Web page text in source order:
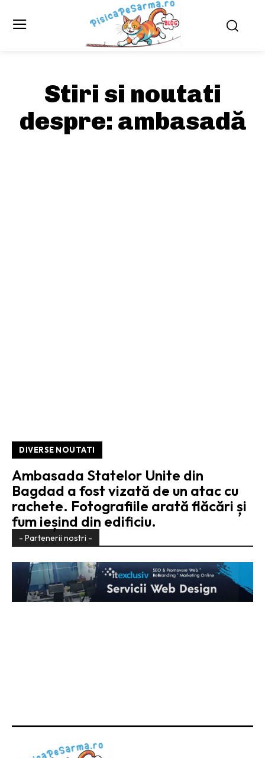
Stiri si noutati
despre: ambasadă
DIVERSE NOUTATI
Ambasada Statelor Unite din
Bagdad a fost vizată de un atac cu
rachete. Fotografiile arată flăcări și
fum ieșind din edificiu.
- Partenerii nostri -